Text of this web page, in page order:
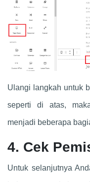
Ulangi langkah untuk
seperti di atas,
menjadi beberapa
4. Cek
Untuk selanjutnya